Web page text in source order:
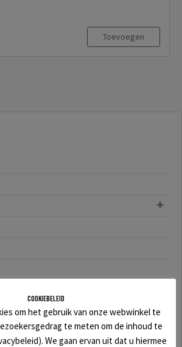
Toevoegen
Cookiebeleid
om het gebruik van onze webwinkel te
te meten om de inhoud te
We gaan ervan uit dat u hiermee